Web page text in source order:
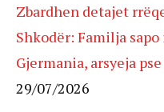
Zbardhen detajet
Shkodër: Familja
Gjermania, arsyeja
29/07/2026